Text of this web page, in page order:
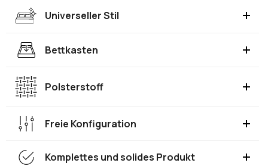
Universeller Stil
Bettkasten
Polsterstoff
Freie Konfiguration
Komplettes und solides Produkt